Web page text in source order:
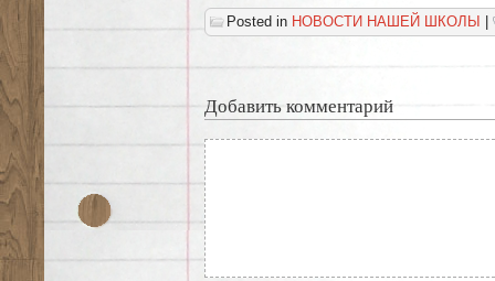
Posted in НОВОСТИ НАШЕЙ ШКОЛЫ
Добавить комментарий